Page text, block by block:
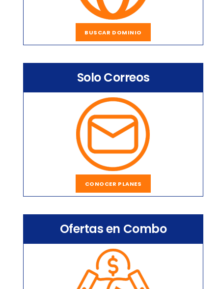
BUSCAR DOMINIO
Solo Correos
CONOCER PLANES
Ofertas en Combo